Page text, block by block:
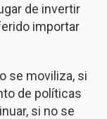
de invertir
importar
se moviliza, si
de políticas
si no se